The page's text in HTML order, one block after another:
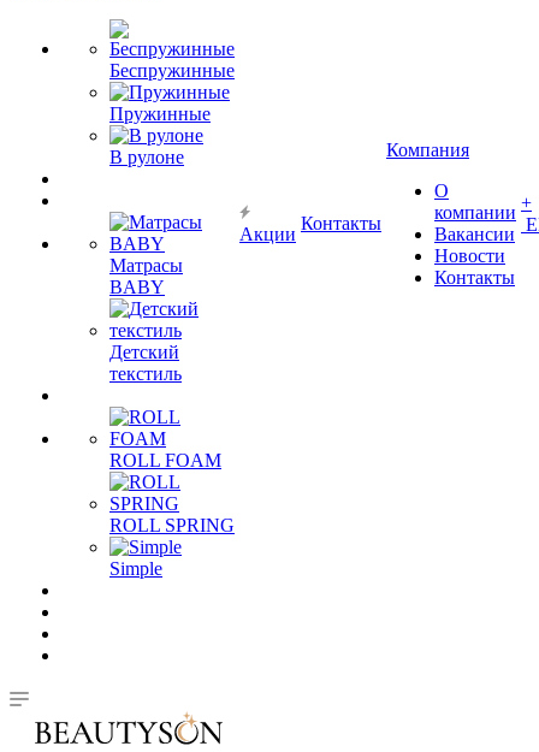
Беспружинные
Пружинные
В рулоне
Матрасы
BABY
Детский
текстиль
ROLL FOAM
ROLL SPRING
Simple
Акции
Контакты
Компания
О
компании
Вакансии
Новости
Контакты
+